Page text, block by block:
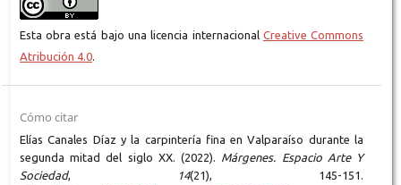
Esta obra está bajo una licencia internacional Creative Commons
Atribución 4.0.
Cómo citar
Elías Canales Díaz y la carpintería fina en Valparaíso durante la
segunda mitad del siglo XX. (2022). Márgenes. Espacio Arte Y
Sociedad, 14(21), 145-151.